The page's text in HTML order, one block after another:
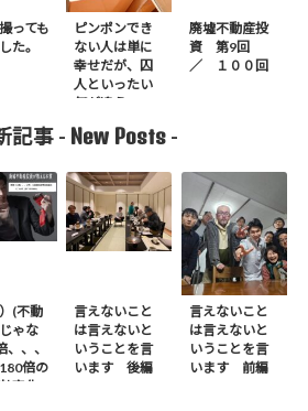
っても
た。
ピンポンでき
ない人は単に
幸せだが、囚
人といったい
何が違うの
廃墟不動産投
資 第9回
／ １００回
記事 - New Posts -
(不動
ゃな
、、、
倍の
率化
言えないこと
は言えないと
いうことを言
います 後編
言えないこと
は言えないと
いうことを言
います 前編